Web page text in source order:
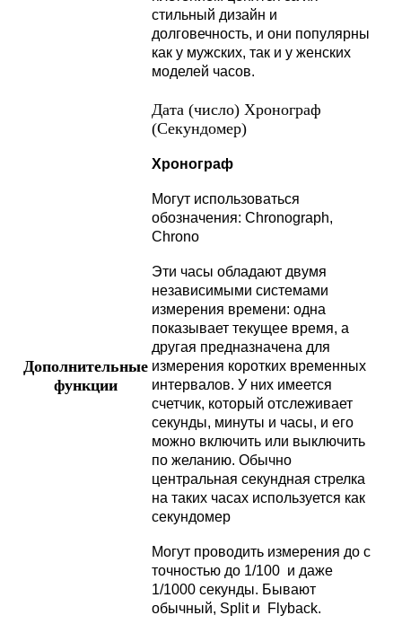
стильный дизайн и
долговечность, и они популярны
как у мужских, так и у женских
моделей часов.
Дополнительные
функции
Дата (число) Хронограф
(Секундомер)
Хронограф
Могут использоваться
обозначения: Chronograph,
Chrono
Эти часы обладают двумя
независимыми системами
измерения времени: одна
показывает текущее время, а
другая предназначена для
измерения коротких временных
интервалов. У них имеется
счетчик, который отслеживает
секунды, минуты и часы, и его
можно включить или выключить
по желанию. Обычно
центральная секундная стрелка
на таких часах используется как
секундомер
Могут проводить измерения до с
точностью до 1/100 и даже
1/1000 секунды. Бывают
обычный, Split и Flyback.